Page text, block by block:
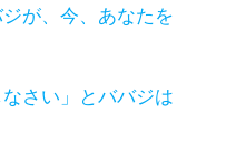
が、今、あなたを
さい」とババジは